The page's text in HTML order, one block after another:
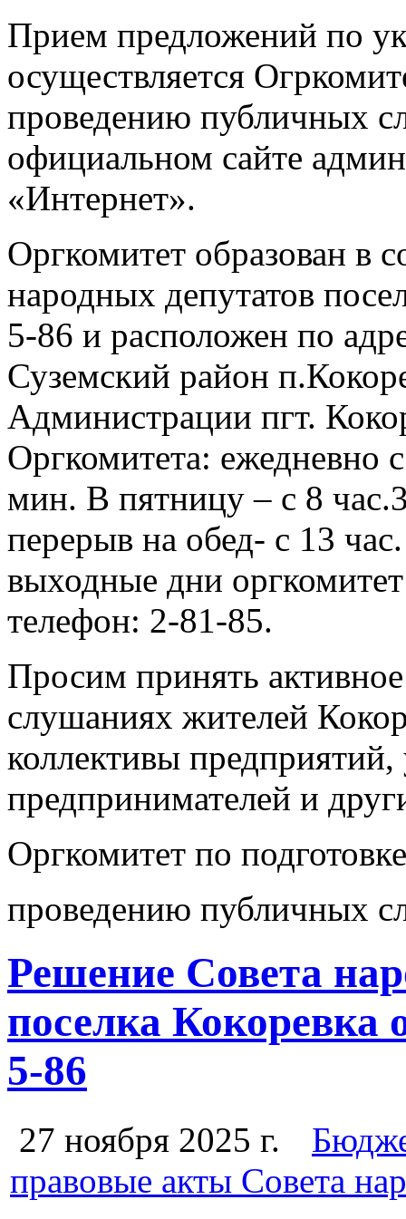
Прием предложений по
осуществляется
проведению публичных
официальном сайте
«Интернет».
Оргкомитет образован в
народных депутатов
5-86 и расположен по
Суземский район
Администрации пгт.
Оргкомитета: ежедневно
мин. В пятницу – с 8
перерыв на обед- с 13
выходные дни
телефон: 2-81-85.
Просим принять
слушаниях жителей
коллективы
предпринимателей и
Оргкомитет по
проведению публичных
Решение Совета
поселка Кокоревка
5-86
27 ноября 2025 г.
правовые акты Совета